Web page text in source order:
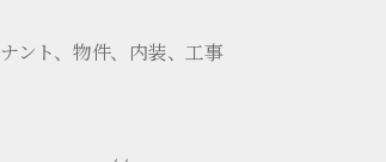
ント、物件、内装、工事